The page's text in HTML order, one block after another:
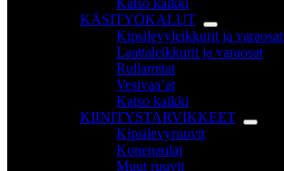
Katso kaikki
KÄSITYÖKALUT
Kipsilevyleikkurit ja varaosat
Laattaleikkurit ja varaosat
Rullamitat
Vesivaa’at
Katso kaikki
KIINITYSTARVIKKEET
Kipsilevyruuvit
Konenaulat
Muut ruuvit